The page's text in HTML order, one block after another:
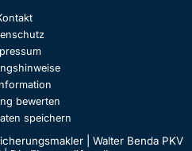
bewerten
speichern
| Walter Benda PKV